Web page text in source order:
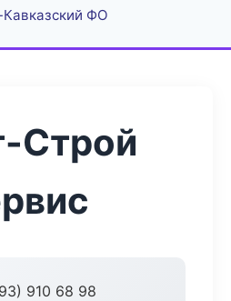
ФО
Строй
910 68 98